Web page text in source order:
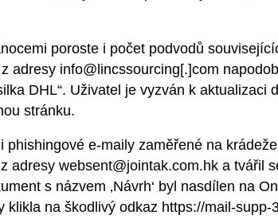
poroste i počet podvodů
adresy info@lincssourcing[.]com
DHL“. Uživatel je vyzván k aktualizaci
stránku.
phishingové e-maily zaměřené na
adresy websent@jointak.com.hk a tvářil
s názvem ‚Návrh‘ byl nasdílen na
klikla na škodlivý odkaz https://mail-supp-